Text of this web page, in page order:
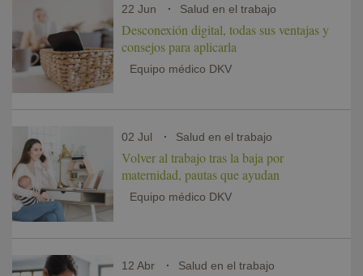
22 Jun Salud en el trabajo
Desconexión digital, todas sus ventajas y
consejos para aplicarla
Equipo médico DKV
02 Jul Salud en el trabajo
Volver al trabajo tras la baja por
maternidad, pautas que ayudan
Equipo médico DKV
12 Abr Salud en el trabajo